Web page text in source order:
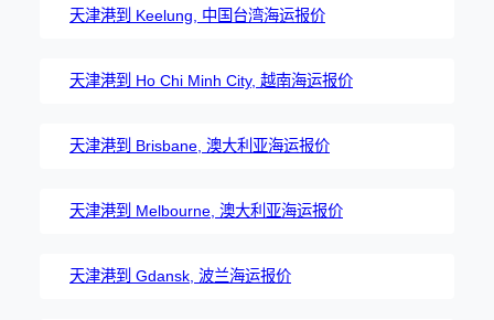
天津港到 Keelung, 中国台湾海运报价
天津港到 Ho Chi Minh City, 越南海运报价
天津港到 Brisbane, 澳大利亚海运报价
天津港到 Melbourne, 澳大利亚海运报价
天津港到 Gdansk, 波兰海运报价